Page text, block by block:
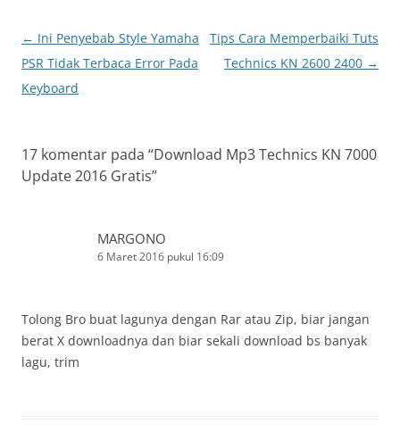
Navigasi
Tulisan
← Ini Penyebab Style Yamaha
PSR Tidak Terbaca Error Pada
Keyboard
Tips Cara Memperbaiki Tuts
Technics KN 2600 2400 →
17 komentar pada “Download Mp3 Technics KN 7000
Update 2016 Gratis”
MARGONO
6 Maret 2016 pukul 16:09
Tolong Bro buat lagunya dengan Rar atau Zip, biar jangan
berat X downloadnya dan biar sekali download bs banyak
lagu, trim